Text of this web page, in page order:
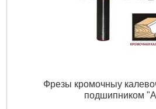
Фрезы кромочныу
подшипником